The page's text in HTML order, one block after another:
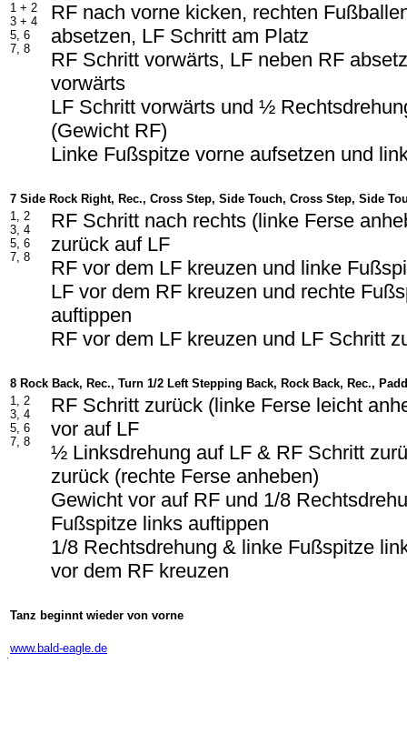
1 + 2
3 + 4
5, 6
7, 8
RF nach vorne kicken, rechten
absetzen, LF Schritt am Platz
RF Schritt vorwärts, LF neben RF
vorwärts
LF Schritt vorwärts und ½
(Gewicht RF)
Linke Fußspitze vorne aufsetzen und
7 Side Rock Right, Rec., Cross Step, Side Touch, Cross Step, Side
1, 2
3, 4
5, 6
7, 8
RF Schritt nach rechts (linke Ferse
zurück auf LF
RF vor dem LF kreuzen und linke
LF vor dem RF kreuzen und rechte
auftippen
RF vor dem LF kreuzen und LF Schritt
8 Rock Back, Rec., Turn 1/2 Left Stepping Back, Rock Back, Rec.,
1, 2
3, 4
5, 6
7, 8
RF Schritt zurück (linke Ferse leicht
vor auf LF
½ Linksdrehung auf LF & RF Schritt
zurück (rechte Ferse anheben)
Gewicht vor auf RF und 1/8
Fußspitze links auftippen
1/8 Rechtsdrehung & linke Fußspitze
vor dem RF kreuzen
Tanz beginnt wieder von vorne
www.bald-eagle.de